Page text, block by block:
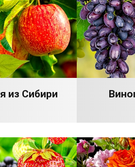
из Сибири